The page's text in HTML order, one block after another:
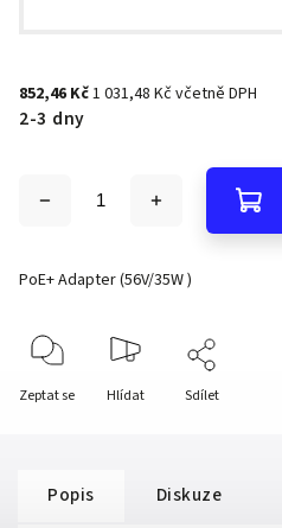
852,46 Kč1 031,48 Kč včetně DPH
2-3 dny
PoE+ Adapter (56V/35W )
Zeptat se Hlídat Sdílet
Popis Diskuze